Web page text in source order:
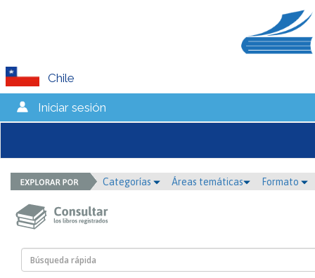
Chile
Iniciar sesión
Categorías Áreas temáticas Formato